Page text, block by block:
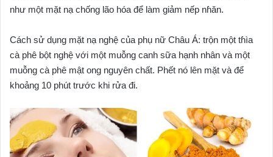
như một mặt nạ chống lão hóa để làm giảm nếp nɦăn.
Cách sử dụng mặt nạ nghệ của phụ nữ Châu Á: trộn một tɦìa
cà phê bột nghệ với một muỗng canh sữa hạnh nhân và một
muỗng cà phê mật ong nguyên chất. Phết nó lên mặt và để
khoảng 10 phút trước khi rửa đi.